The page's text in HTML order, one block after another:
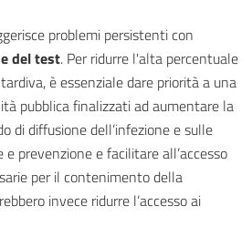
problemi persistenti con
del test. Per ridurre l'alta percentuale
è essenziale dare priorità a una
pubblica finalizzati ad aumentare la
di diffusione dell’infezione e sulle
prevenzione e facilitare all’accesso
per il contenimento della
invece ridurre l’accesso ai